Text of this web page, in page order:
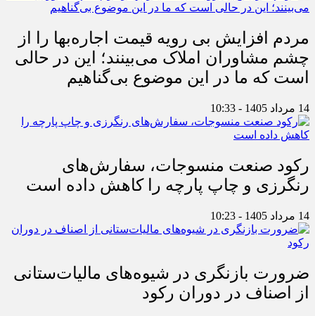
مردم افزایش بی رویه قیمت اجاره‌بها را از
چشم مشاوران املاک می‌بینند؛ این در حالی
است که ما در این موضوع بی‌گناهیم
14 مرداد 1405 - 10:33
رکود صنعت منسوجات، سفارش‌های
رنگرزی و چاپ پارچه را کاهش داده است
14 مرداد 1405 - 10:23
ضرورت بازنگری در شیوه‌های مالیات‌ستانی
از اصناف در دوران رکود